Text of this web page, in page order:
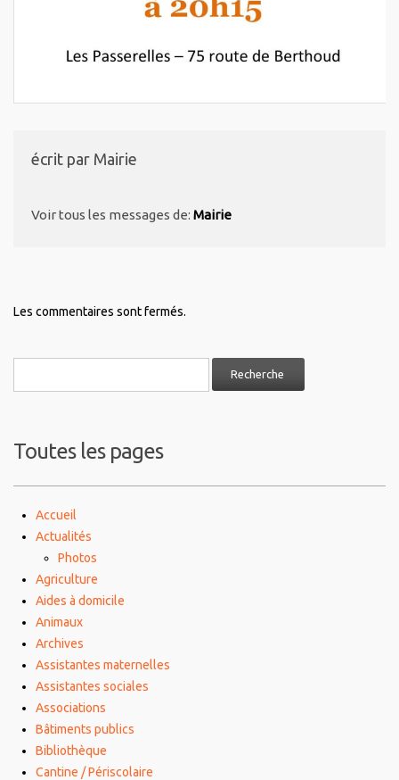
écrit par Mairie
Voir tous les messages de: Mairie
Les commentaires sont fermés.
Toutes les pages
Accueil
Actualités
Photos
Agriculture
Aides à domicile
Animaux
Archives
Assistantes maternelles
Assistantes sociales
Associations
Bâtiments publics
Bibliothèque
Cantine / Périscolaire